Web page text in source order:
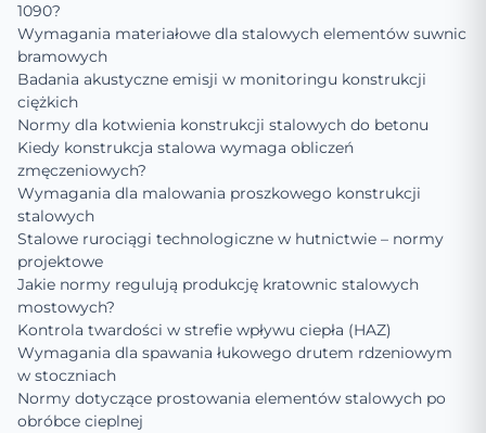
1090?
Wymagania materiałowe dla stalowych elementów suwnic
bramowych
Badania akustyczne emisji w monitoringu konstrukcji
ciężkich
Normy dla kotwienia konstrukcji stalowych do betonu
Kiedy konstrukcja stalowa wymaga obliczeń
zmęczeniowych?
Wymagania dla malowania proszkowego konstrukcji
stalowych
Stalowe rurociągi technologiczne w hutnictwie – normy
projektowe
Jakie normy regulują produkcję kratownic stalowych
mostowych?
Kontrola twardości w strefie wpływu ciepła (HAZ)
Wymagania dla spawania łukowego drutem rdzeniowym
w stoczniach
Normy dotyczące prostowania elementów stalowych po
obróbce cieplnej